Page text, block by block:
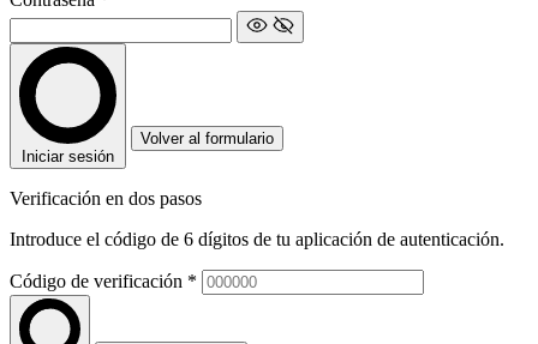
Iniciar sesión
Volver al formulario
Verificación en dos pasos
Introduce el código de 6 dígitos de tu aplicación de autenticación.
Código de verificación *